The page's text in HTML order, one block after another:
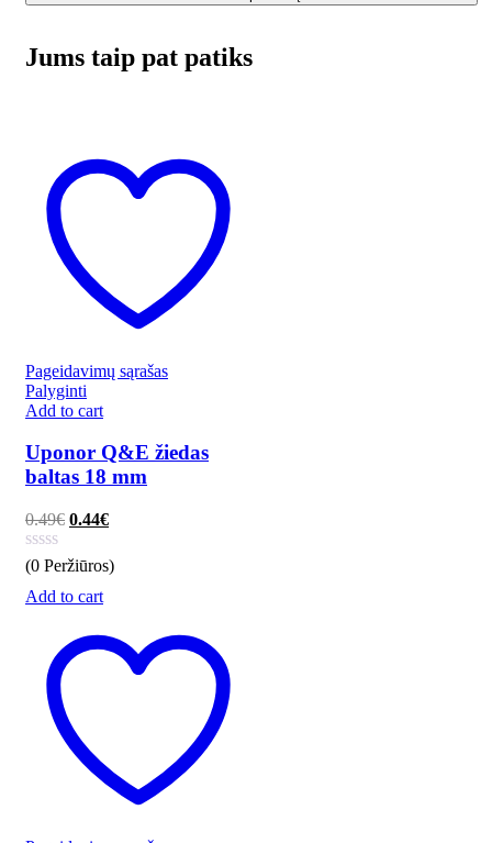
Jums taip pat patiks
Pageidavimų sąrašas
Palyginti
Add to cart
Uponor Q&E žiedas
baltas 18 mm
0.49€ 0.44€
(0 Peržiūros)
Add to cart